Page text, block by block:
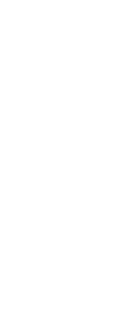
風呂「空ぶろ」で
黄泉を堪能。夕食
、金谷ホテル伝統